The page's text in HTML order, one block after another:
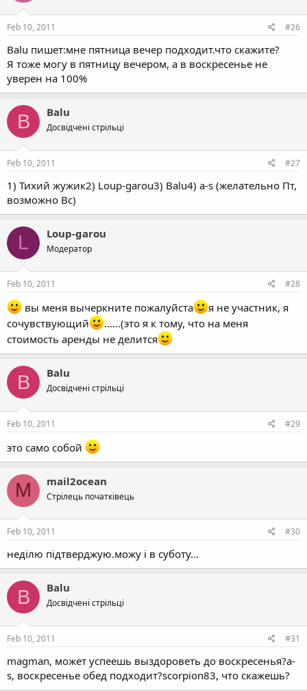
Feb 10, 2011 #26
Balu пишет:мне пятница вечер подходит.что скажите?
Я тоже могу в пятницу вечером, а в воскресенье не
уверен на 100%
B Balu
Досвідчені стрільці
Feb 10, 2011 #27
1) Тихий жужик2) Loup-garou3) Balu4) a-s (желательно Пт,
возможно Вс)
L Loup-garou
Модератор
Feb 10, 2011 #28
вы меня вычеркните пожалуйста
я не участник, я
сочувствующий
......(это я к тому, что на меня
стоимость аренды не делится
B Balu
Досвідчені стрільці
Feb 10, 2011 #29
это само собой
M mail2ocean
Стрілець початківець
Feb 10, 2011 #30
неділю підтверджую.можу і в суботу...
B Balu
Досвідчені стрільці
Feb 10, 2011 #31
magman, может успеешь выздороветь до воскресенья?a-
s, воскресенье обед подходит?scorpion83, что скажешь?